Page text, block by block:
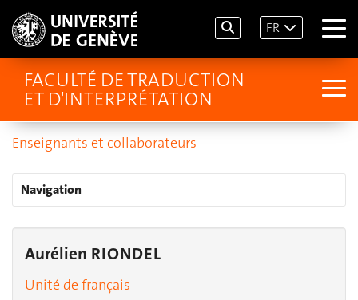
FR
FACULTÉ DE TRADUCTION
ET D'INTERPRÉTATION
Enseignants et collaborateurs
Navigation